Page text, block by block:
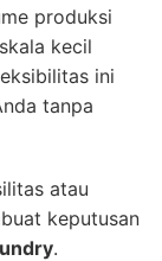
produksi
kecil
ini
tanpa
atau
keputusan
.